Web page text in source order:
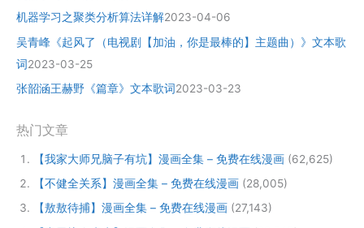
机器学习之聚类分析算法详解2023-04-06
吴青峰《起风了（电视剧【加油，你是最棒的】主题曲）》文本歌
词2023-03-25
张韶涵王赫野《篇章》文本歌词2023-03-23
热门文章
【我家大师兄脑子有坑】漫画全集 – 免费在线漫画 (62,625)
【不健全关系】漫画全集 – 免费在线漫画 (28,005)
【敖敖待捕】漫画全集 – 免费在线漫画 (27,143)